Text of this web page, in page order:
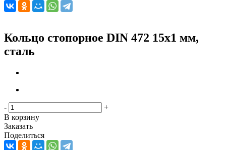
Кольцо стопорное DIN 472 15x1 мм,
сталь
-
+
В корзину
Заказать
Поделиться